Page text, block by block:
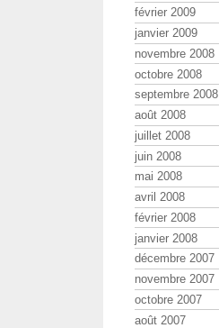
février 2009
janvier 2009
novembre 2008
octobre 2008
septembre 2008
août 2008
juillet 2008
juin 2008
mai 2008
avril 2008
février 2008
janvier 2008
décembre 2007
novembre 2007
octobre 2007
août 2007